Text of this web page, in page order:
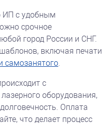
ИП с удобным
срочное
город России и СНГ.
включая печати
самозанятого.
с
оборудования,
Оплата
что делает процесс